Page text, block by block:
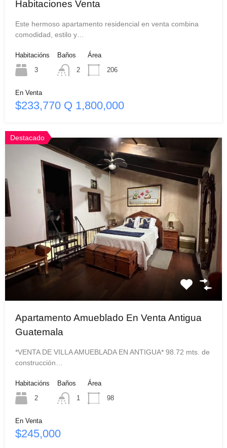
Habitaciones Venta
Este hermoso apartamento residencial en venta combina
comodidad, estilo y…
Habitacións
3
Baños
2
Área
206
En Venta
$233,770 Q 1,800,000
Destacado
Apartamento Amueblado En Venta Antigua
Guatemala
*VENTA DE VILLA AMUEBLADA EN ANTIGUA* 98.72 mts. de
construcción…
Habitacións
2
Baños
1
Área
98
En Venta
$245,000